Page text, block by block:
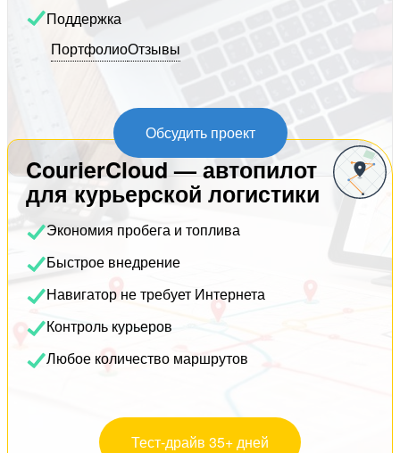
Поддержка
ПортфолиоОтзывы
Обсудить проект
CourierCloud — автопилот
для курьерской логистики
Экономия пробега и топлива
Быстрое внедрение
Навигатор не требует Интернета
Контроль курьеров
Любое количество маршрутов
Тест-драйв 35+ дней